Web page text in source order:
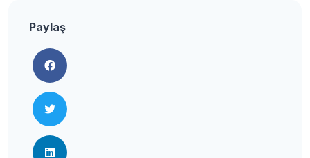
Paylaş